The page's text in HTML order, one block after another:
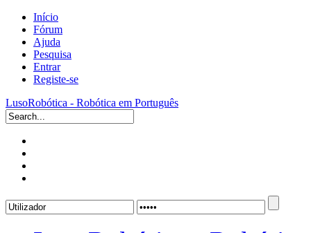
Início
Fórum
Ajuda
Pesquisa
Entrar
Registe-se
LusoRobótica - Robótica em Português